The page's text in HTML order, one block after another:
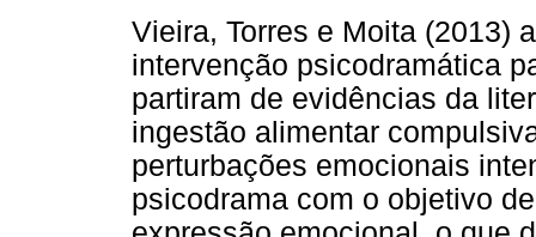
Vieira, Torres e Moita (2013)
intervenção psicodramática
partiram de evidências da
ingestão alimentar
perturbações emocionais
psicodrama com o objetivo